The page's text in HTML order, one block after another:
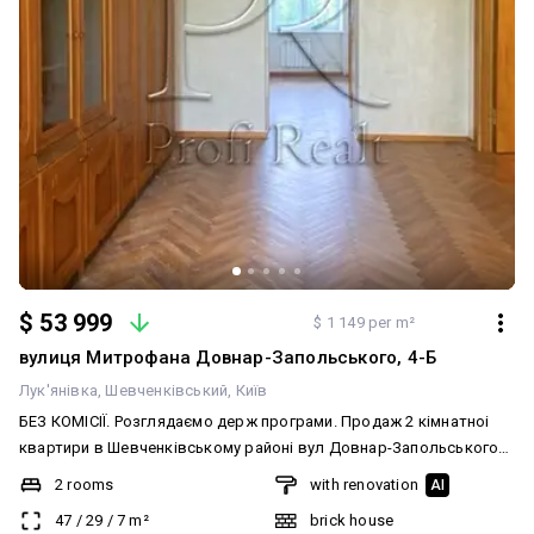
$ 53 999 $ 1 149 per m²
вулиця Митрофана Довнар-Запольського, 4-Б
Лук'янівка Шевченківський Київ
БЕЗ КОМІСІЇ. Розглядаємо держ програми. Продаж 2 кімнатноі
квартири в Шевченківському районі вул Довнар-Запольського
4Б. Квартира в цегляному будинку з товстими стінами ( дуже
тепла в зимку і прохолодна влітку) Розташована на 5/5 поверсі,
площа 46м.кв. Дві суміжні кімнати(але є можливість зробити
2 rooms
47 / 29 / 7 m²
with renovation AI
brick house